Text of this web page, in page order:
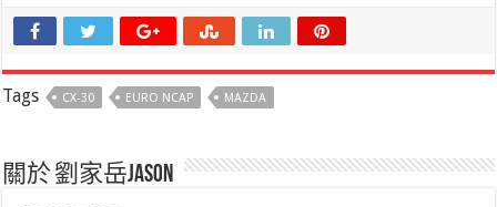
Tags CX-30 EURO NCAP MAZDA
關於 劉家岳Jason